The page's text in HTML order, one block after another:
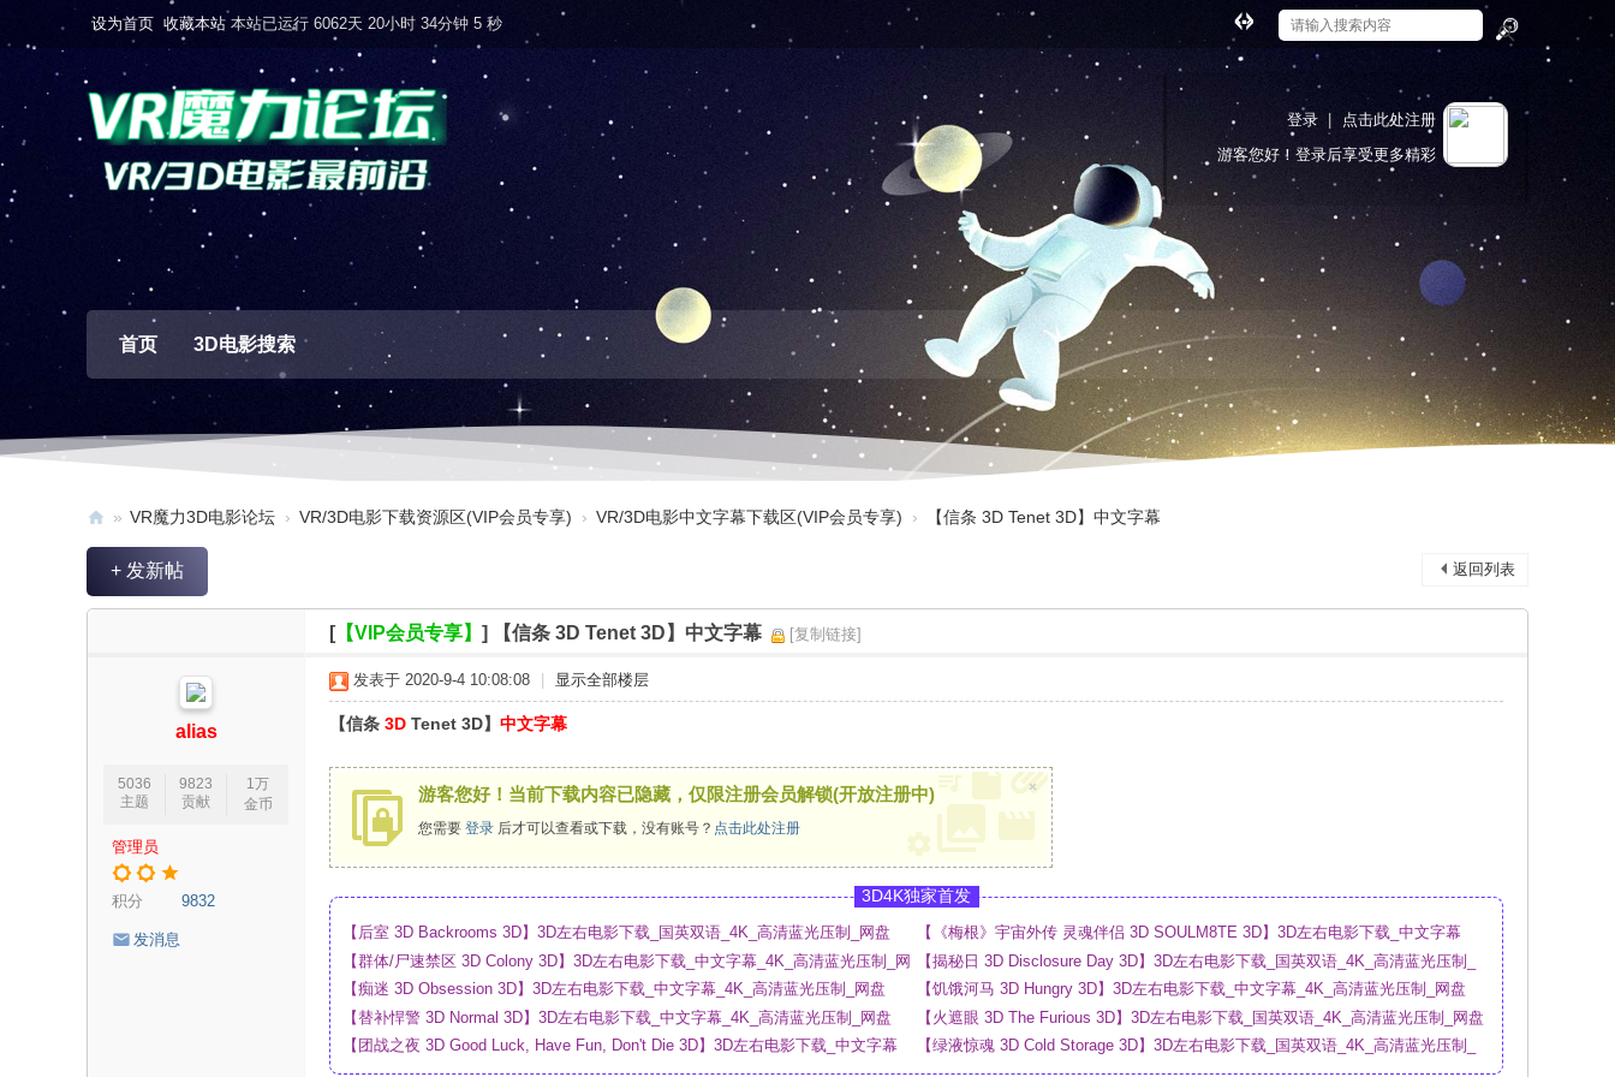
设为首页 收藏本站 本站已运行 6062天 20小时 34分钟 6 秒
索
切
换
宽
版
登录
点击此处注册
游客您好！登录后享受更多精彩
首页 3D电影搜索
V
» VR魔力3D电影论坛 › VR/3D电影下载资源区(VIP会员专享) › VR/3D电影中文字幕下载区(VIP会员专享) › 【信条 3D Tenet 3D】中文字幕
返回列表
+ 发新帖
[【VIP会员专享】 ] 【信条 3D Tenet 3D】中文字幕 [复制链接]
alias
5036
主题
9823
贡献
1万
金币
管理员
积分 9832
发消息
发表于 2020-9-4 10:08:08 显示全部楼层
【信条 3D Tenet 3D】 中文字幕
游客您好！当前下载内容已隐藏，仅限注册会员解锁(开放注册中)
您需要 登录 后才可以查看或下载，没有账号？ 点击此处注册
×
3D4K独家首发
【后室 3D Backrooms 3D】3D左右电影下载_国英双语_4K_高清蓝光压制_网盘
【《梅根》宇宙外传 灵魂伴侣 3D SOULM8TE 3D】3D左右电影下载_中文字幕
_4K_高清蓝光压制_网盘
【群体/尸速禁区 3D Colony 3D】3D左右电影下载_中文字幕_4K_高清蓝光压制_网
盘
【揭秘日 3D Disclosure Day 3D】3D左右电影下载_国英双语_4K_高清蓝光压制_
网盘
【痴迷 3D Obsession 3D】3D左右电影下载_中文字幕_4K_高清蓝光压制_网盘
【饥饿河马 3D Hungry 3D】3D左右电影下载_中文字幕_4K_高清蓝光压制_网盘
【替补悍警 3D Normal 3D】3D左右电影下载_中文字幕_4K_高清蓝光压制_网盘
【火遮眼 3D The Furious 3D】3D左右电影下载_国英双语_4K_高清蓝光压制_网盘
【团战之夜 3D Good Luck, Have Fun, Don't Die 3D】3D左右电影下载_中文字幕
【绿液惊魂 3D Cold Storage 3D】3D左右电影下载_国英双语_4K_高清蓝光压制_